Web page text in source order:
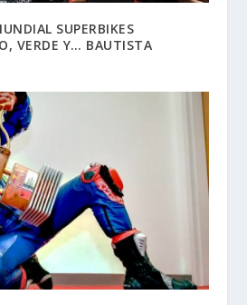
SUPERBIKES
VERDE Y… BAUTISTA